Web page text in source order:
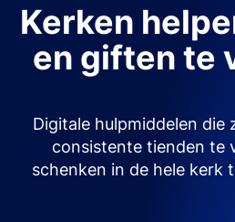
Kerken
en giften te
Digitale hulpmiddelen die
consistente tienden te
schenken in de hele kerk